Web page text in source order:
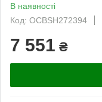
В наявності
Код: OCBSH272394
7 551 ₴